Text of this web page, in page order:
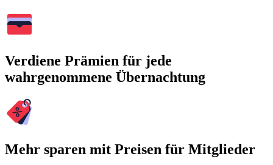
Verdiene Prämien für jede
wahrgenommene Übernachtung
Mehr sparen mit Preisen für Mitglieder